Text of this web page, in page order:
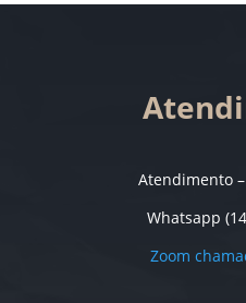
Atendimento
Whatsapp
Zoom